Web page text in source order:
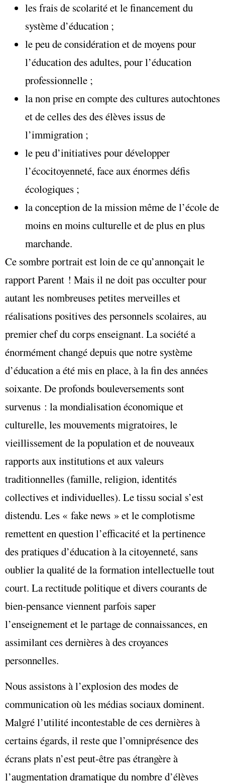
les frais de scolarité et le financement du
système d’éducation ;
le peu de considération et de moyens pour
l’éducation des adultes, pour l’éducation
professionnelle ;
la non prise en compte des cultures autochtones
et de celles des des élèves issus de
l’immigration ;
le peu d’initiatives pour développer
l’écocitoyenneté, face aux énormes défis
écologiques ;
la conception de la mission même de l’école de
moins en moins culturelle et de plus en plus
marchande.
Ce sombre portrait est loin de ce qu’annonçait le
rapport Parent ! Mais il ne doit pas occulter pour
autant les nombreuses petites merveilles et
réalisations positives des personnels scolaires, au
premier chef du corps enseignant. La société a
énormément changé depuis que notre système
d’éducation a été mis en place, à la fin des années
soixante. De profonds bouleversements sont
survenus : la mondialisation économique et
culturelle, les mouvements migratoires, le
vieillissement de la population et de nouveaux
rapports aux institutions et aux valeurs
traditionnelles (famille, religion, identités
collectives et individuelles). Le tissu social s’est
distendu. Les « fake news » et le complotisme
remettent en question l’efficacité et la pertinence
des pratiques d’éducation à la citoyenneté, sans
oublier la qualité de la formation intellectuelle tout
court. La rectitude politique et divers courants de
bien-pensance viennent parfois saper
l’enseignement et le partage de connaissances, en
assimilant ces dernières à des croyances
personnelles.
Nous assistons à l’explosion des modes de
communication où les médias sociaux dominent.
Malgré l’utilité incontestable de ces dernières à
certains égards, il reste que l’omniprésence des
écrans plats n’est peut-être pas étrangère à
l’augmentation dramatique du nombre d’élèves